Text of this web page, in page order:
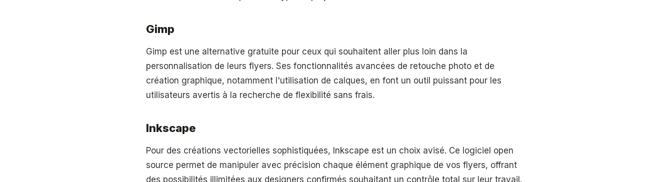
Gimp
Gimp est une alternative gratuite pour ceux qui souhaitent aller plus loin dans la
personnalisation de leurs flyers. Ses fonctionnalités avancées de retouche photo et de
création graphique, notamment l'utilisation de calques, en font un outil puissant pour les
utilisateurs avertis à la recherche de flexibilité sans frais.
Inkscape
Pour des créations vectorielles sophistiquées, Inkscape est un choix avisé. Ce logiciel open
source permet de manipuler avec précision chaque élément graphique de vos flyers, offrant
des possibilités illimitées aux designers confirmés souhaitant un contrôle total sur leur travail.